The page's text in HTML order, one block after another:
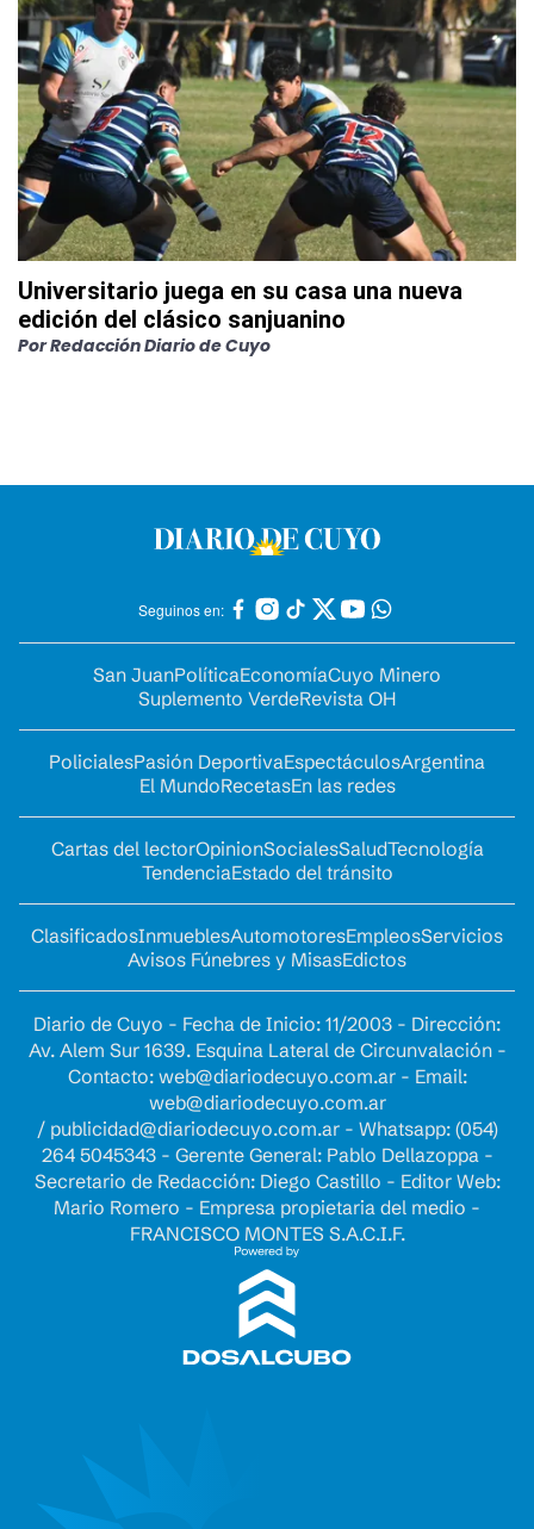
Universitario juega en su casa una nueva
edición del clásico sanjuanino
PorRedacción Diario de Cuyo
Seguinos en:
San JuanPolíticaEconomíaCuyo Minero
Suplemento VerdeRevista OH
PolicialesPasión DeportivaEspectáculosArgentina
El MundoRecetasEn las redes
Cartas del lectorOpinionSocialesSaludTecnología
TendenciaEstado del tránsito
ClasificadosInmueblesAutomotoresEmpleosServicios
Avisos Fúnebres y MisasEdictos
Diario de Cuyo - Fecha de Inicio: 11/2003 - Dirección:
Av. Alem Sur 1639. Esquina Lateral de Circunvalación -
Contacto: web@diariodecuyo.com.ar- Email:
web@diariodecuyo.com.ar
/ publicidad@diariodecuyo.com.ar- Whatsapp: (054)
264 5045343 - Gerente General: Pablo Dellazoppa -
Secretario de Redacción: Diego Castillo - Editor Web:
Mario Romero - Empresa propietaria del medio -
FRANCISCO MONTES S.A.C.I.F.